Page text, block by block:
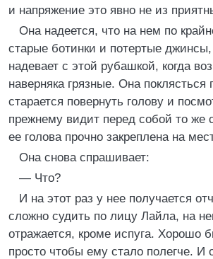
и напряжение это явно не из
Она надеется, что на нем по
старые ботинки и потертые
надевает с этой рубашкой, когда
наверняка грязные. Она поклясться
старается повернуть голову и
прежнему видит перед собой то же
ее голова прочно закреплена на
Она снова спрашивает:
— Что?
И на этот раз у нее получается
сложно судить по лицу Лайла, на
отражается, кроме испуга. Хорошо
просто чтобы ему стало полегче. И